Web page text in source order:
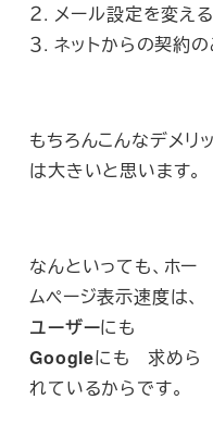
２. メール設定を変え
３. ネットからの契約
もちろんこんなデメリ
は大きいと思います。
なんといっても、ホー
ムページ表示速度は、
ユーザーにも
Googleにも 求めら
れているからです。